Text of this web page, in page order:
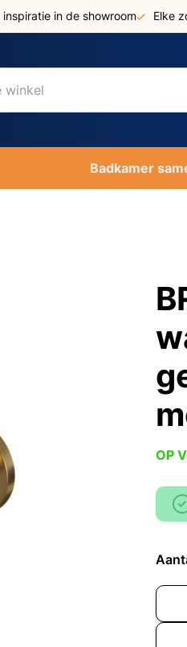
inspiratie in de showroom Elke
Badkamer
OP